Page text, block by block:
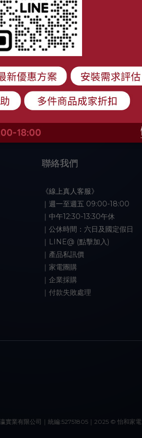
聯絡我們
《線上真人客服》
｜週一至週五 09:00-18:00
｜中午12:30-13:30午休
｜公休時間：六日及國定假日
｜LINE@ (點擊加入)
｜產品私訊價
｜家電團購
｜企業採購
｜付款失敗處理
實業有限公司｜統編:52751805｜2025 © 怡和家電